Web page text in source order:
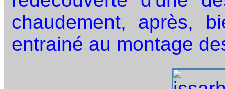
chaudement, après,
entrainé au montage